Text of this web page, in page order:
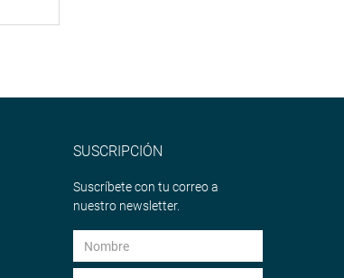
SUSCRIPCIÓN
Suscríbete con tu correo a
nuestro newsletter.